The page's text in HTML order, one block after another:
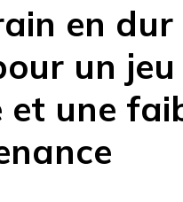
en dur
un jeu
et une